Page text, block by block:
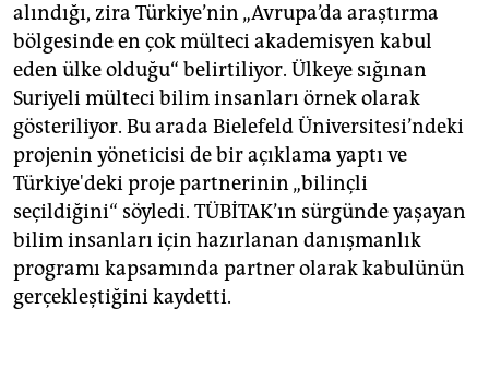
alındığı, zira Türkiye’nin „Avrupa’da araştırma
bölgesinde en çok mülteci akademisyen kabul
eden ülke olduğu“ belirtiliyor. Ülkeye sığınan
Suriyeli mülteci bilim insanları örnek olarak
gösteriliyor. Bu arada Bielefeld Üniversitesi’ndeki
projenin yöneticisi de bir açıklama yaptı ve
Türkiye'deki proje partnerinin „bilinçli
seçildiğini“ söyledi. TÜBİTAK’ın sürgünde yaşayan
bilim insanları için hazırlanan danışmanlık
programı kapsamında partner olarak kabulünün
gerçekleştiğini kaydetti.